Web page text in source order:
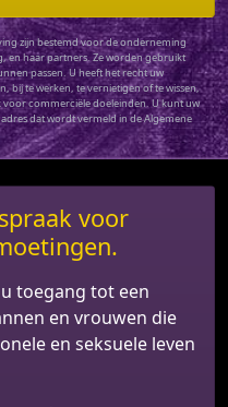
zijn bestemd voor de onderneming
en haar partners. Ze worden gebruikt
passen. U heeft het recht uw
bij te werken, te vernietigen of te wissen,
commerciële doeleinden. U kunt uw
dat wordt vermeld in de Algemene
voor
toegang tot een
en vrouwen die
en seksuele leven